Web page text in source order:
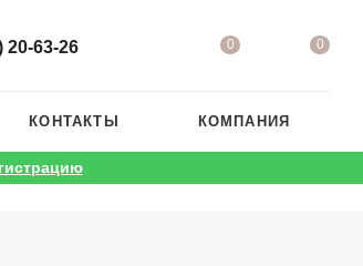
20-63-26 0 0
КОНТАКТЫ КОМПАНИЯ